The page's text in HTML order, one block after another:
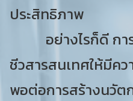
ประสิทธิภาพ
อย่างไรก็ดี กา
ชีวสารสนเทศให้มีค
พอต่อการสร้างนวัต